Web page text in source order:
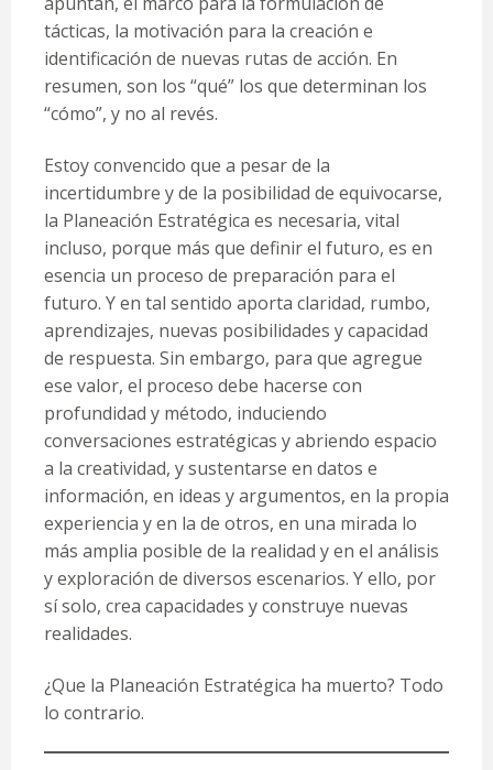
tácticas, la motivación para la creación e
identificación de nuevas rutas de acción. En
resumen, son los “qué” los que determinan los
“cómo”, y no al revés.
Estoy convencido que a pesar de la
incertidumbre y de la posibilidad de equivocarse,
la Planeación Estratégica es necesaria, vital
incluso, porque más que definir el futuro, es en
esencia un proceso de preparación para el
futuro. Y en tal sentido aporta claridad, rumbo,
aprendizajes, nuevas posibilidades y capacidad
de respuesta. Sin embargo, para que agregue
ese valor, el proceso debe hacerse con
profundidad y método, induciendo
conversaciones estratégicas y abriendo espacio
a la creatividad, y sustentarse en datos e
información, en ideas y argumentos, en la propia
experiencia y en la de otros, en una mirada lo
más amplia posible de la realidad y en el análisis
y exploración de diversos escenarios. Y ello, por
sí solo, crea capacidades y construye nuevas
realidades.
¿Que la Planeación Estratégica ha muerto? Todo
lo contrario.